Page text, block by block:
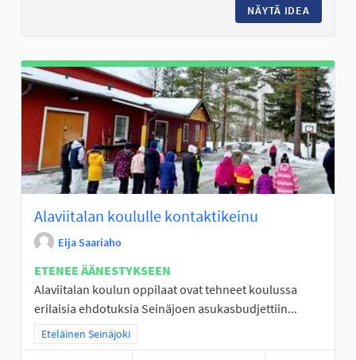
NÄYTÄ IDEA
Alaviitalan koululle kontaktikeinu
Eija Saariaho
ETENEE ÄÄNESTYKSEEN
Alaviitalan koulun oppilaat ovat tehneet koulussa
erilaisia ehdotuksia Seinäjoen asukasbudjettiin...
Rajaa tulokset teeman mukaan: Eteläinen Seinäjoki
Eteläinen Seinäjoki